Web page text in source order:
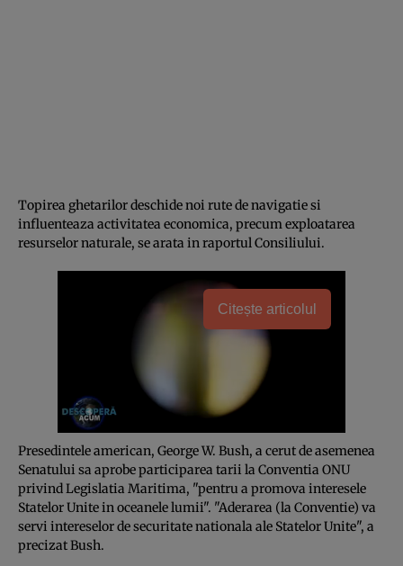
Topirea ghetarilor deschide noi rute de navigatie si
influenteaza activitatea economica, precum exploatarea
resurselor naturale, se arata in raportul Consiliului.
Citește articolul
Presedintele american, George W. Bush, a cerut de asemenea
Senatului sa aprobe participarea tarii la Conventia ONU
privind Legislatia Maritima, "pentru a promova interesele
Statelor Unite in oceanele lumii". "Aderarea (la Conventie) va
servi intereselor de securitate nationala ale Statelor Unite", a
precizat Bush.